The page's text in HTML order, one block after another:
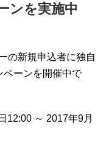
ンを実施中
の新規申込者に独自
ペーンを開催中で
12:00 ～ 2017年9月